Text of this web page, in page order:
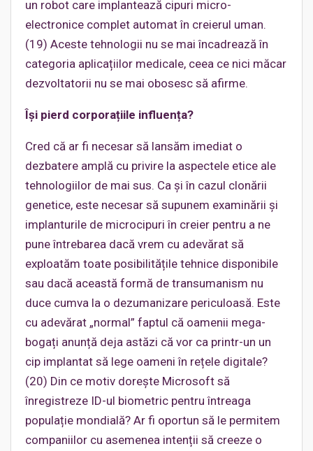
un robot care implantează cipuri micro-
electronice complet automat în creierul uman.
(19) Aceste tehnologii nu se mai încadrează în
categoria aplicațiilor medicale, ceea ce nici măcar
dezvoltatorii nu se mai obosesc să afirme.
Își pierd corporațiile influența?
Cred că ar fi necesar să lansăm imediat o
dezbatere amplă cu privire la aspectele etice ale
tehnologiilor de mai sus. Ca și în cazul clonării
genetice, este necesar să supunem examinării și
implanturile de microcipuri în creier pentru a ne
pune întrebarea dacă vrem cu adevărat să
exploatăm toate posibilitățile tehnice disponibile
sau dacă această formă de transumanism nu
duce cumva la o dezumanizare periculoasă. Este
cu adevărat „normal” faptul că oamenii mega-
bogați anunță deja astăzi că vor ca printr-un un
cip implantat să lege oameni în rețele digitale?
(20) Din ce motiv dorește Microsoft să
înregistreze ID-ul biometric pentru întreaga
populație mondială? Ar fi oportun să le permitem
companiilor cu asemenea intenții să creeze o